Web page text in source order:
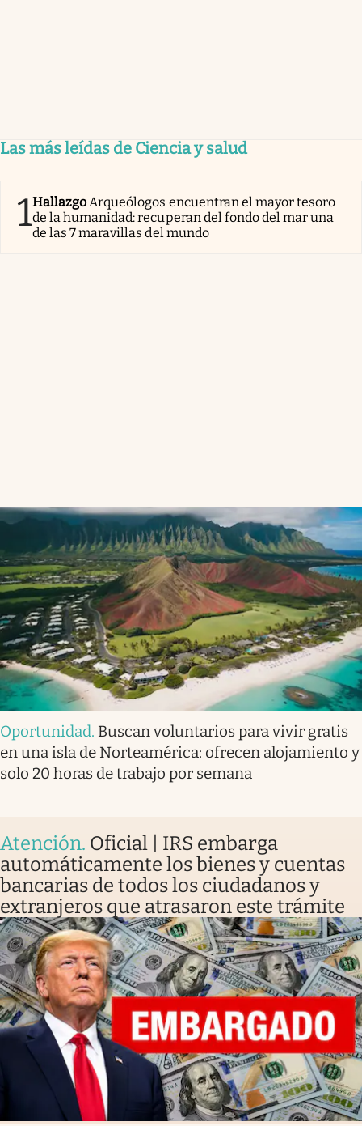
Las más leídas de Ciencia y salud
1HallazgoArqueólogos encuentran el mayor tesoro
de la humanidad: recuperan del fondo del mar una
de las 7 maravillas del mundo
Oportunidad. Buscan voluntarios para vivir gratis
en una isla de Norteamérica: ofrecen alojamiento y
solo 20 horas de trabajo por semana
Atención. Oficial | IRS embarga
automáticamente los bienes y cuentas
bancarias de todos los ciudadanos y
extranjeros que atrasaron este trámite